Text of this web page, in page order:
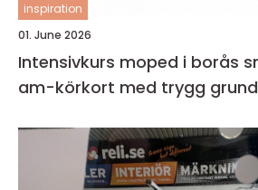
inspiration
01. June 2026
Intensivkurs moped i borås snabb väg till
am-körkort med trygg grund